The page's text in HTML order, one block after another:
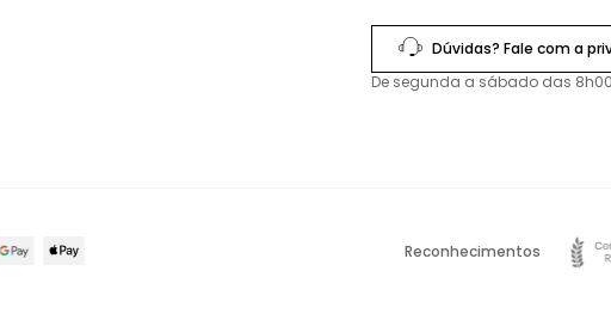
Dúvidas? Fale com a
De segunda a sábado das
Reconhecimentos